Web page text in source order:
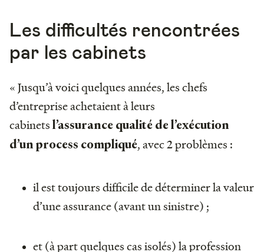
Les difficultés rencontrées
par les cabinets
« Jusqu’à voici quelques années, les chefs
d’entreprise achetaient à leurs
cabinets l’assurance qualité de l’exécution
d’un process compliqué, avec 2 problèmes :
il est toujours difficile de déterminer la valeur
d’une assurance (avant un sinistre) ;
et (à part quelques cas isolés) la profession